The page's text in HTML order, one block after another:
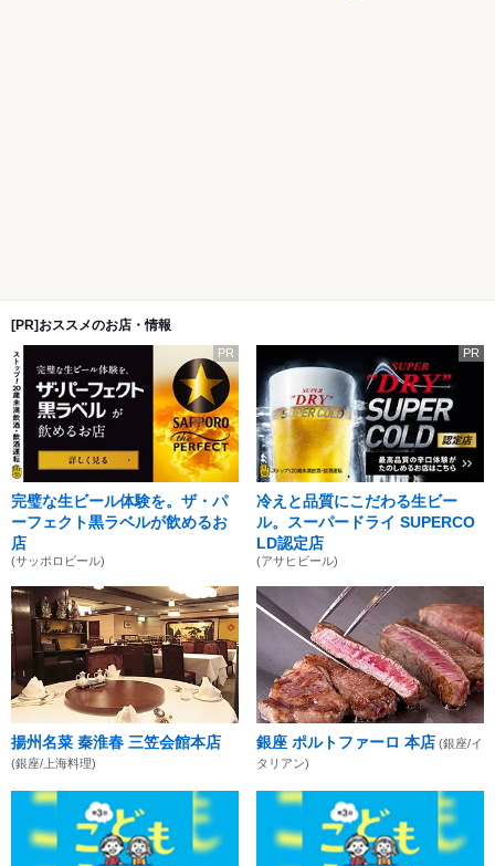
[PR]おススメのお店・情報
PR
完璧な生ビール体験を。ザ・パ
ーフェクト黒ラベルが飲めるお
店
(サッポロビール)
PR
冷えと品質にこだわる生ビー
ル。スーパードライ SUPERCO
LD認定店
(アサヒビール)
揚州名菜 秦淮春 三笠会館本店
(銀座/上海料理)
銀座 ポルトファーロ 本店 (銀座/イ
タリアン)